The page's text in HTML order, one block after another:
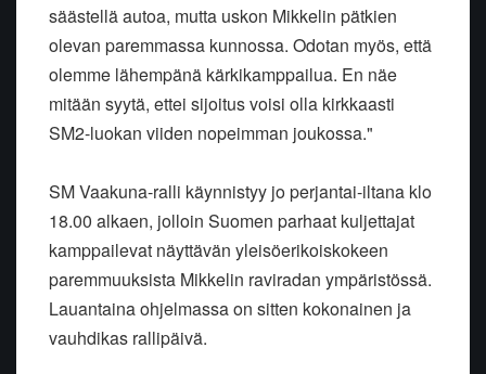
säästellä autoa, mutta uskon Mikkelin pätkien
olevan paremmassa kunnossa. Odotan myös, että
olemme lähempänä kärkikamppailua. En näe
mitään syytä, ettei sijoitus voisi olla kirkkaasti
SM2-luokan viiden nopeimman joukossa."
SM Vaakuna-ralli käynnistyy jo perjantai-iltana klo
18.00 alkaen, jolloin Suomen parhaat kuljettajat
kamppailevat näyttävän yleisöerikoiskokeen
paremmuuksista Mikkelin raviradan ympäristössä.
Lauantaina ohjelmassa on sitten kokonainen ja
vauhdikas rallipäivä.